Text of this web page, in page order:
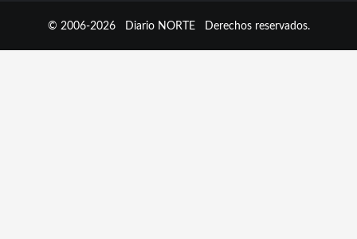
© 2006-2026 Diario NORTEDerechos reservados.